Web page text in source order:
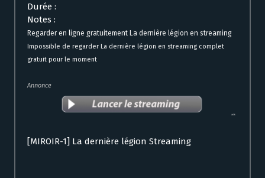
Durée :
Notes :
Regarder en ligne gratuitement La dernière légion en streaming
Impossible de regarder La dernière légion en streaming complet
gratuit pour le moment
Annonce
[MIROIR-1] La dernière légion Streaming